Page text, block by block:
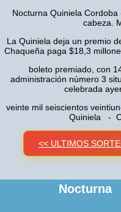
Nocturna Quiniela
cabeza.
La Quiniela deja un premio
Chaqueña paga $18,3
boleto premiado, con
administración número 3
celebrada
veinte mil seiscientos
Quiniela -
<< ULTIMOS
Nocturna